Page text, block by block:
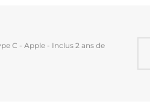
C - Apple - Inclus 2 ans de